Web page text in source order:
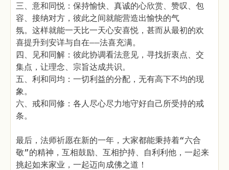
三、意和同悦：保持愉快、真诚的心欣赏、赞叹、包
容、接纳对方，彼此之间就能营造出愉快的气
氛。这样就能一天比一天心安喜悦，甚而从最初的欢
喜提升到安详与自在——法喜充满。
四、见和同解：彼此协调看法意见，寻找折衷点、交
集点，让理念、宗旨达成共识。
五、利和同均：一切利益的分配，无有高下不均的现
象。
六、戒和同修：各人尽心尽力地守好自己所受持的戒
条。
最后，法师祈愿在新的一年，大家都能秉持着“六合
敬”的精神，互相鼓励、互相护持、自利利他，一起来
挑起如来家业，一起迈向成佛之道！